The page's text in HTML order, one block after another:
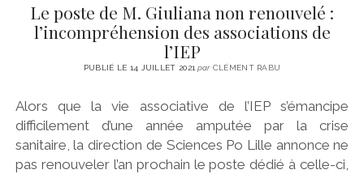
Le poste de M. Giuliana non renouvelé :
l’incompréhension des associations de
l’IEP
PUBLIÉ LE 14 JUILLET 2021parCLÉMENT RABU
Alors que la vie associative de l’IEP s’émancipe
difficilement d’une année amputée par la crise
sanitaire, la direction de Sciences Po Lille annonce ne
pas renouveler l’an prochain le poste dédié à celle-ci,